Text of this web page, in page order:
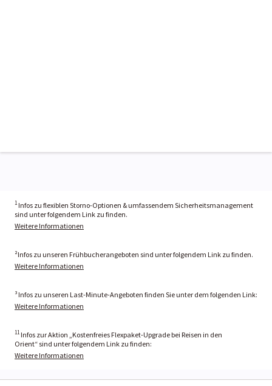
1 Infos zu flexiblen Storno-Optionen & umfassendem Sicherheitsmanagement
sind unter folgendem Link zu finden.
Weitere Informationen
²Infos zu unseren Frühbucherangeboten sind unter folgendem Link zu finden.
Weitere Informationen
³ Infos zu unseren Last-Minute-Angeboten finden Sie unter dem folgenden Link:
Weitere Informationen
11 Infos zur Aktion „Kostenfreies Flexpaket-Upgrade bei Reisen in den
Orient“ sind unter folgendem Link zu finden:
Weitere Informationen